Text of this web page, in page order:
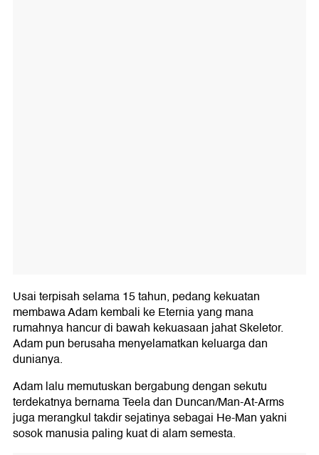
Usai terpisah selama 15 tahun, pedang kekuatan
membawa Adam kembali ke Eternia yang mana
rumahnya hancur di bawah kekuasaan jahat Skeletor.
Adam pun berusaha menyelamatkan keluarga dan
dunianya.
Adam lalu memutuskan bergabung dengan sekutu
terdekatnya bernama Teela dan Duncan/Man-At-Arms
juga merangkul takdir sejatinya sebagai He-Man yakni
sosok manusia paling kuat di alam semesta.